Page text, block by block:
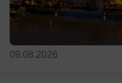
09.08.2026